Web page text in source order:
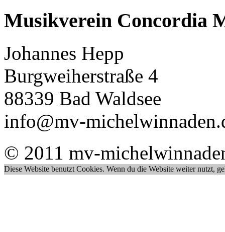
Musikverein Concordia
Johannes Hepp
Burgweiherstraße 4
88339 Bad Waldsee
info@mv-
© 2011 mv-
Diese Website benutzt Cookies. Wenn du die Website weiter nutzt,